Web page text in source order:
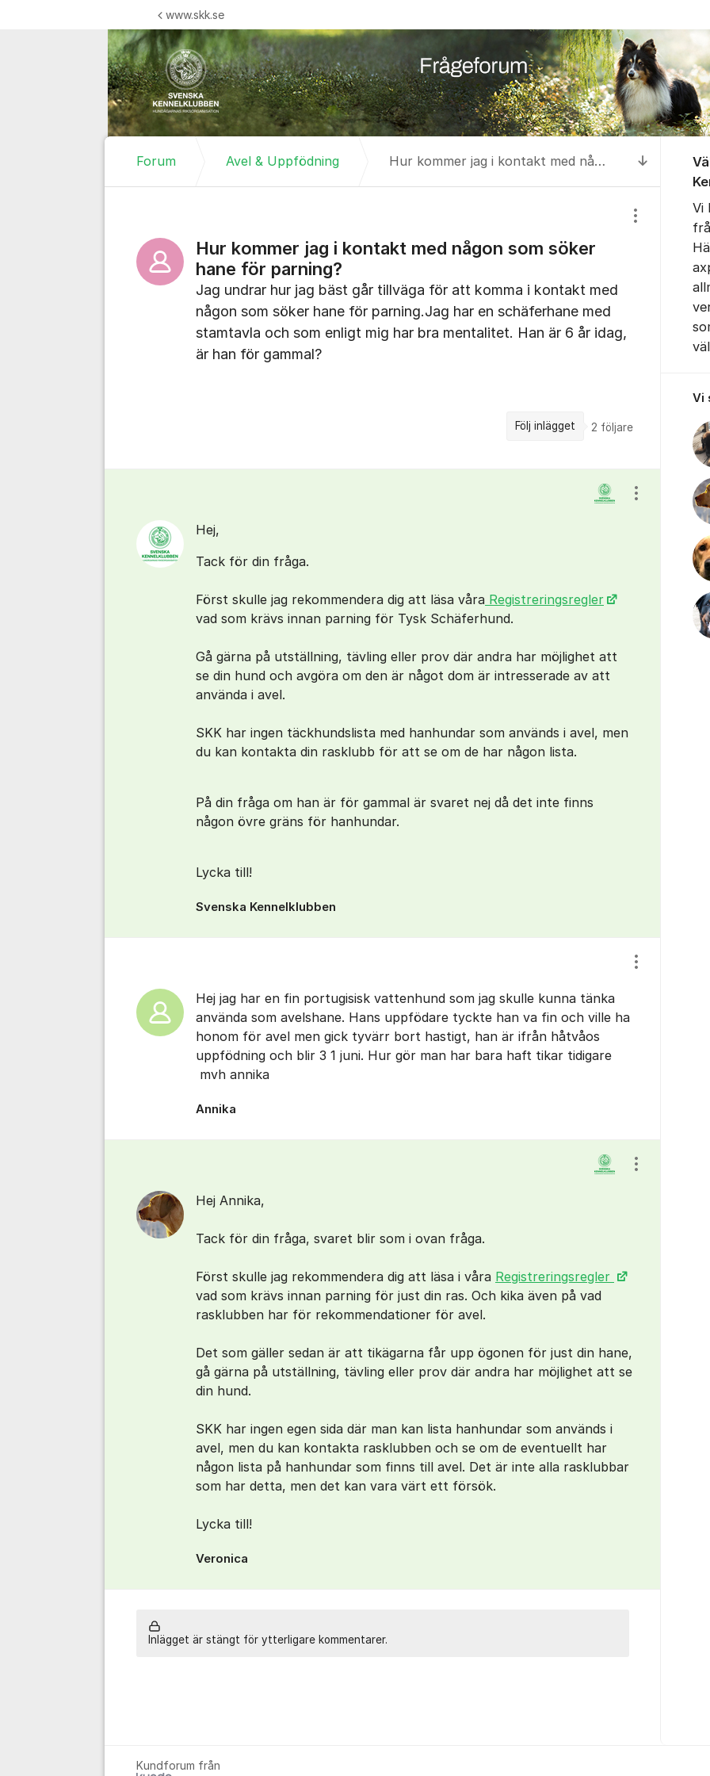
www.skk.se
Till
Forum Avel & Uppfödning Hur kommer jag i kontakt med någon som söker hane för parning?
Hur kommer jag i kontakt med någon som söker
hane för parning?
Visa/dölj
Jag undrar hur jag bäst går tillväga för att komma i kontakt med
någon som söker hane för parning.Jag har en schäferhane med
stamtavla och som enligt mig har bra mentalitet. Han är 6 år idag,
är han för gammal?
Följ inlägget 2 följare
Hej,
Tack för din fråga.
Först skulle jag rekommendera dig att läsa våra Registreringsregler
vad som krävs innan parning för Tysk Schäferhund.
Gå gärna på utställning, tävling eller prov där andra har möjlighet att
se din hund och avgöra om den är något dom är intresserade av att
använda i avel.
SKK har ingen täckhundslista med hanhundar som används i avel, men
du kan kontakta din rasklubb för att se om de har någon lista.
På din fråga om han är för gammal är svaret nej då det inte finns
någon övre gräns för hanhundar.
Lycka till!
Svenska Kennelklubben
Visa/dölj
Hej jag har en fin portugisisk vattenhund som jag skulle kunna tänka
använda som avelshane. Hans uppfödare tyckte han va fin och ville ha
honom för avel men gick tyvärr bort hastigt, han är ifrån håtvåos
uppfödning och blir 3 1 juni. Hur gör man har bara haft tikar tidigare
mvh annika
Annika
Visa/dölj
Hej Annika,
Tack för din fråga, svaret blir som i ovan fråga.
Först skulle jag rekommendera dig att läsa i våra Registreringsregler
vad som krävs innan parning för just din ras. Och kika även på vad
rasklubben har för rekommendationer för avel.
Det som gäller sedan är att tikägarna får upp ögonen för just din hane,
gå gärna på utställning, tävling eller prov där andra har möjlighet att se
din hund.
SKK har ingen egen sida där man kan lista hanhundar som används i
avel, men du kan kontakta rasklubben och se om de eventuellt har
någon lista på hanhundar som finns till avel. Det är inte alla rasklubbar
som har detta, men det kan vara värt ett försök.
Lycka till!
Veronica
Visa/dölj
Inlägget är stängt för ytterligare kommentarer.
Vi
Vi
Kundforum från